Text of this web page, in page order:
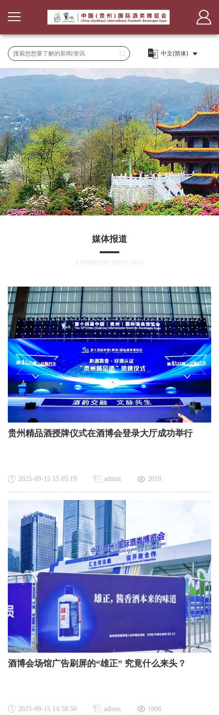
福
报
服
务
知
布
围
名
录
请
务
众
服
务
记
展
引
注册
刊
新
闻
媒
体
展会动态
媒体报道
合作媒体
媒体报名
博
频
酒
博
况
构
心
媒体报道
EXHIBITION DYNAMICS
贵州精品酒授牌仪式在酒博会登录大厅成功举行
2025-09-15 15:05:19 admin 2018
酒博会场馆广告刷屏的“雄正” 究竟什么来头？
2025-09-15 14:58:50 admin 1806